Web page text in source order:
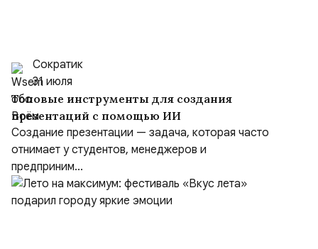
Сократик
31 июля
Топовые инструменты для создания
презентаций с помощью ИИ
Создание презентации — задача, которая часто
отнимает у студентов, менеджеров и
предприним...